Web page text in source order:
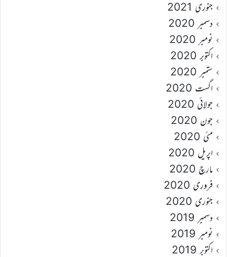
جنوری 2021
دسمبر 2020
نومبر 2020
اکتوبر 2020
ستمبر 2020
اگست 2020
جولائی 2020
جون 2020
مئی 2020
اپریل 2020
مارچ 2020
فروری 2020
جنوری 2020
دسمبر 2019
نومبر 2019
اکتوبر 2019